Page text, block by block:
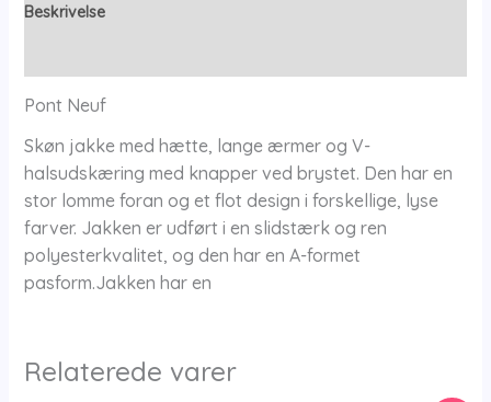
Beskrivelse
Pont Neuf
Skøn jakke med hætte, lange ærmer og V-
halsudskæring med knapper ved brystet. Den har en
stor lomme foran og et flot design i forskellige, lyse
farver. Jakken er udført i en slidstærk og ren
polyesterkvalitet, og den har en A-formet
pasform.Jakken har en
Relaterede varer